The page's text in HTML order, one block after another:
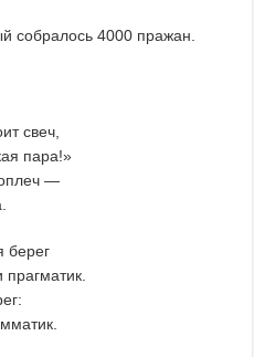
собралось 4000 пражан.
свеч,
пара!»
—
берег